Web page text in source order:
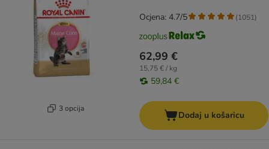
3 opcija
62,99 €
15,75 € / kg
59,84 €
Ocjena: 4.7/5 (1051)
Dodaj u košaricu